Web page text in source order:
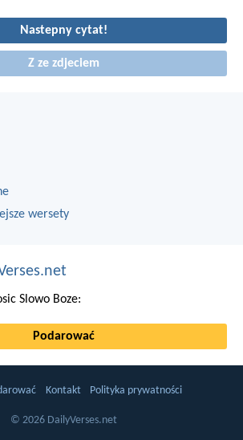
Nastepny cytat!
Z ze zdjeciem
wersety
Slowo Boze:
Podarować
Kontakt Polityka prywatności
© 2026 DailyVerses.net